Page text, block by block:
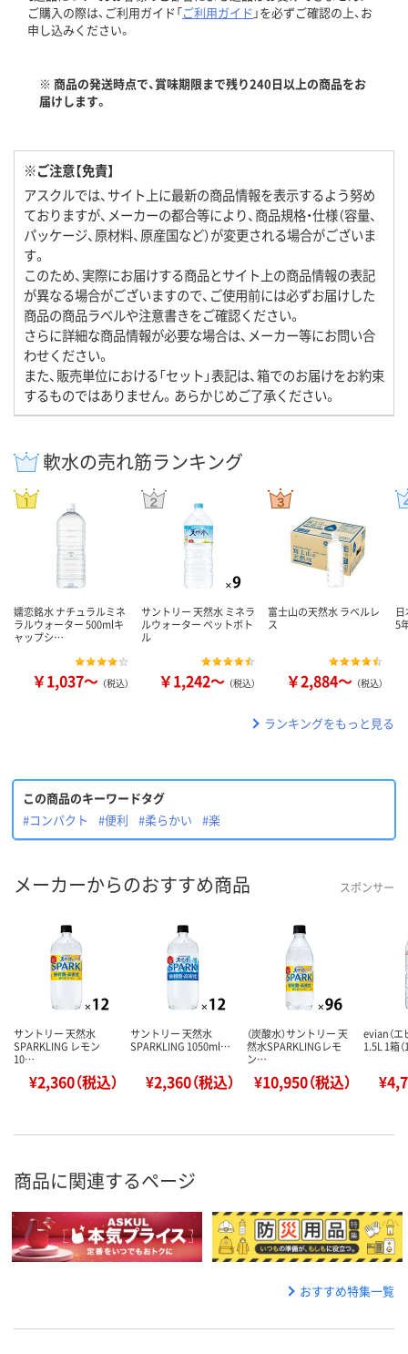
ご購入の際は、ご利用ガイド「ご利用ガイド 」を必ずご確認の上、お
申し込みください。
※ 商品の発送時点で、賞味期限まで残り240日以上の商品をお
届けします。
※ご注意【免責】
アスクルでは、サイト上に最新の商品情報を表示するよう努め
ておりますが、メーカーの都合等により、商品規格・仕様（容量、
パッケージ、原材料、原産国など）が変更される場合がございま
す。
このため、実際にお届けする商品とサイト上の商品情報の表記
が異なる場合がございますので、ご使用前には必ずお届けした
商品の商品ラベルや注意書きをご確認ください。
さらに詳細な商品情報が必要な場合は、メーカー等にお問い合
わせください。
また、販売単位における「セット」表記は、箱でのお届けをお約束
するものではありません。あらかじめご了承ください。
軟水の売れ筋ランキング
嬬恋銘水 ナチュラルミネ
ラルウォーター 500mlキ
ャップシ…
￥1,037～ （税込）
サントリー 天然水 ミネラ
ルウォーター ペットボト
ル
￥1,242～ （税込）
富士山の天然水 ラベルレ
ス
￥2,884～ （税込）
5
ランキングをもっと見る
この商品のキーワードタグ
#コンパクト
#便利 #柔らかい #楽
メーカーからのおすすめ商品 スポンサー
サントリー 天然水
SPARKLING レモン
10…
¥2,360（税込）
サントリー 天然水
SPARKLING 1050ml…
¥2,360（税込）
（炭酸水）サントリー 天
然水SPARKLINGレモ
ン…
¥10,950（税込）
evian（エ
1.5L 1箱
商品に関連するページ
おすすめ特集一覧